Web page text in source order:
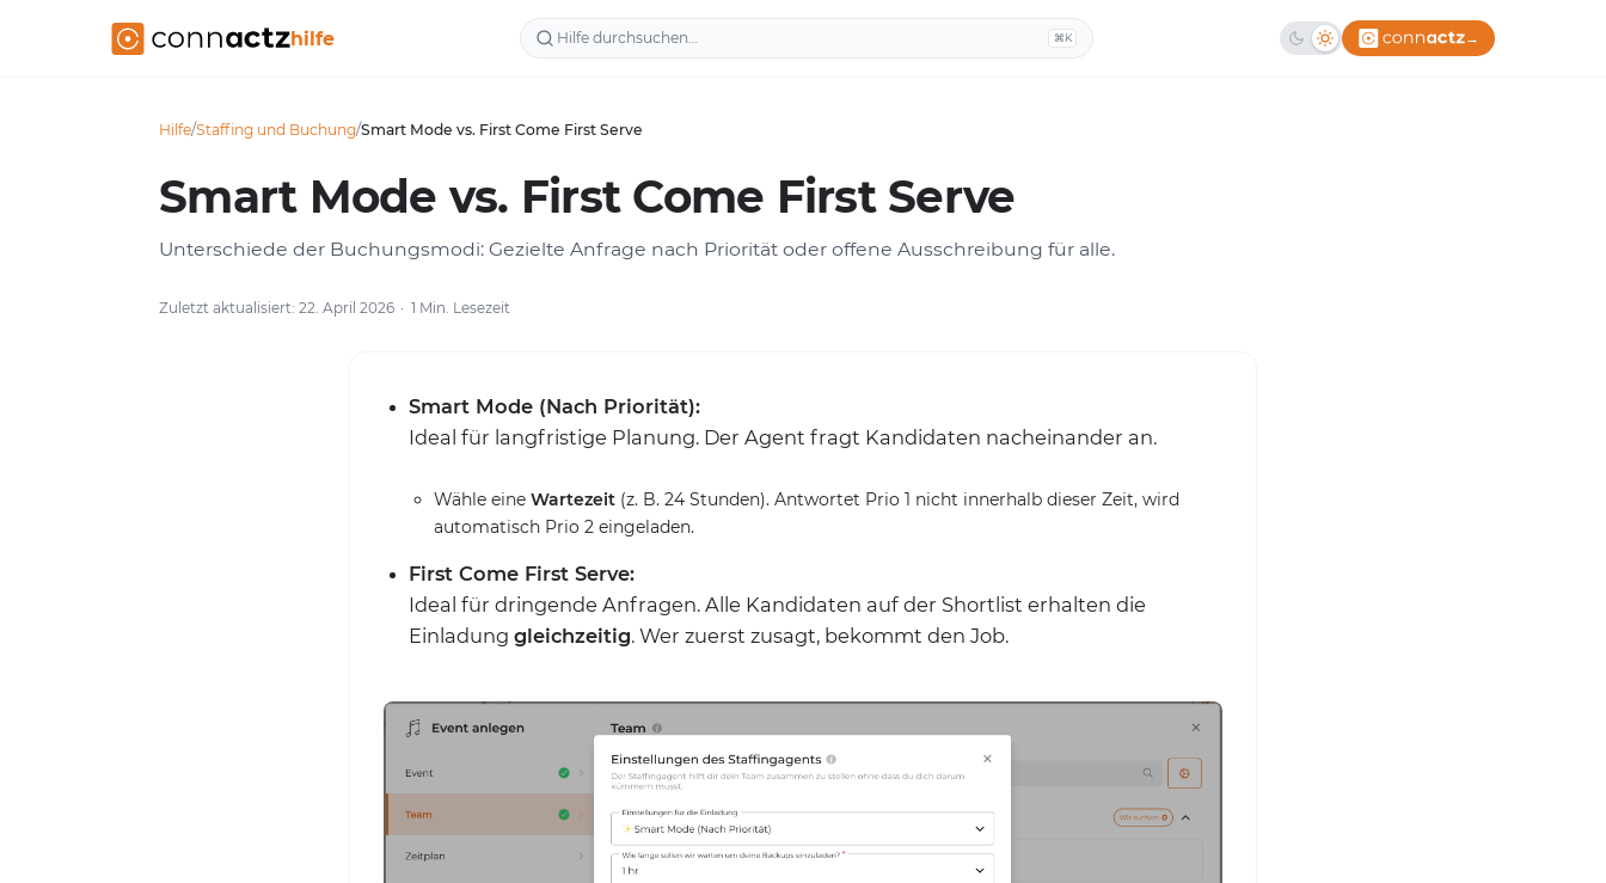
hilfe ⌘K →
Hilfe/Staffing und Buchung/Smart Mode vs. First Come First Serve
Smart Mode vs. First Come First Serve
Unterschiede der Buchungsmodi: Gezielte Anfrage nach Priorität oder offene Ausschreibung für alle.
Zuletzt aktualisiert: 22. April 2026 1 Min. Lesezeit
Smart Mode (Nach Priorität):
Ideal für langfristige Planung. Der Agent fragt Kandidaten nacheinander an.
Wähle eine Wartezeit (z. B. 24 Stunden). Antwortet Prio 1 nicht innerhalb dieser Zeit, wird
automatisch Prio 2 eingeladen.
First Come First Serve:
Ideal für dringende Anfragen. Alle Kandidaten auf der Shortlist erhalten die
Einladung gleichzeitig. Wer zuerst zusagt, bekommt den Job.